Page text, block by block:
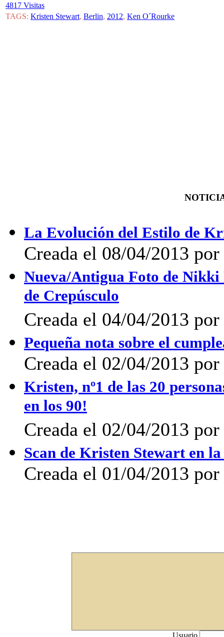
4817 Visitas
TAGS: Kristen Stewart, Berlin, 2012, Ken O´Rourke
La Evolución del Estilo de
Creada el 08/04/2013
Nueva/Antigua Foto de Nikki
de Crepúsculo
Creada el 04/04/2013
Pequeña nota sobre el
Creada el 02/04/2013
Kristen, nº1 de las 20
en los 90!
Creada el 02/04/2013
Scan de Kristen Stewart en
Creada el 01/04/2013
Usuario